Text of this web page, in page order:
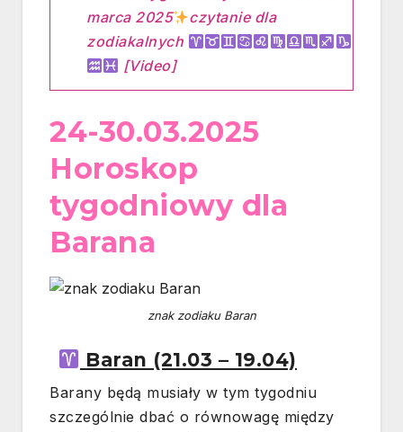
marca 2025
czytanie dla
zodiakalnych
[Video]
24-30.03.2025
Horoskop
tygodniowy dla
Barana
znak zodiaku Baran
Baran (21.03 – 19.04)
Barany będą musiały w tym tygodniu
szczególnie dbać o równowagę między